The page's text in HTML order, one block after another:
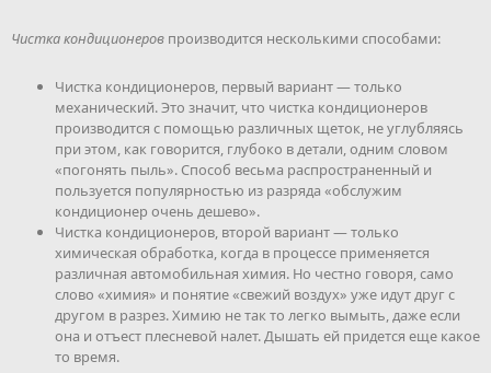
Чистка кондиционеров производится несколькими способами:
Чистка кондиционеров, первый вариант — только
механический. Это значит, что чистка кондиционеров
производится с помощью различных щеток, не углубляясь
при этом, как говорится, глубоко в детали, одним словом
«погонять пыль». Способ весьма распространенный и
пользуется популярностью из разряда «обслужим
кондиционер очень дешево».
Чистка кондиционеров, второй вариант — только
химическая обработка, когда в процессе применяется
различная автомобильная химия. Но честно говоря, само
слово «химия» и понятие «свежий воздух» уже идут друг с
другом в разрез. Химию не так то легко вымыть, даже если
она и отъест плесневой налет. Дышать ей придется еще какое
то время.